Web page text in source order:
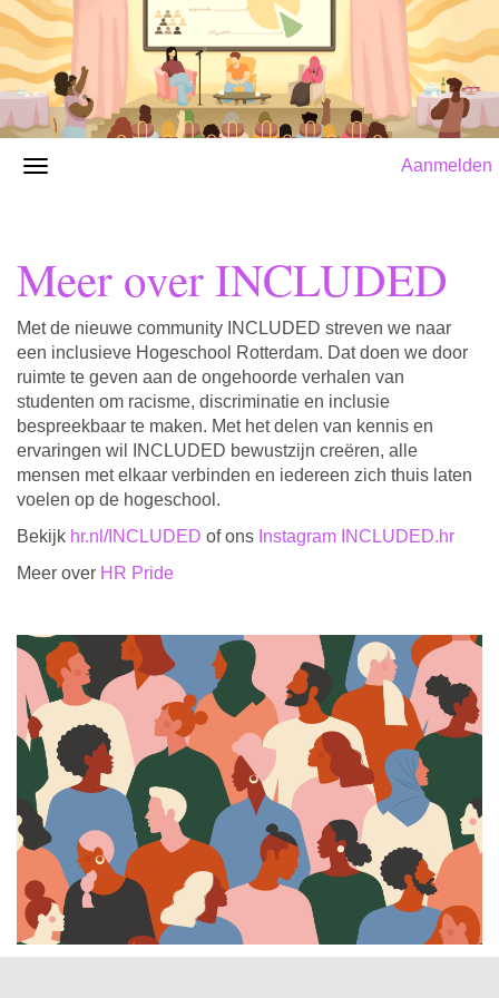
Aanmelden
Meer over INCLUDED
Met de nieuwe community INCLUDED streven we naar
een inclusieve Hogeschool Rotterdam. Dat doen we door
ruimte te geven aan de ongehoorde verhalen van
studenten om racisme, discriminatie en inclusie
bespreekbaar te maken. Met het delen van kennis en
ervaringen wil INCLUDED bewustzijn creëren, alle
mensen met elkaar verbinden en iedereen zich thuis laten
voelen op de hogeschool.
Bekijk hr.nl/INCLUDED of ons Instagram INCLUDED.hr
Meer over HR Pride